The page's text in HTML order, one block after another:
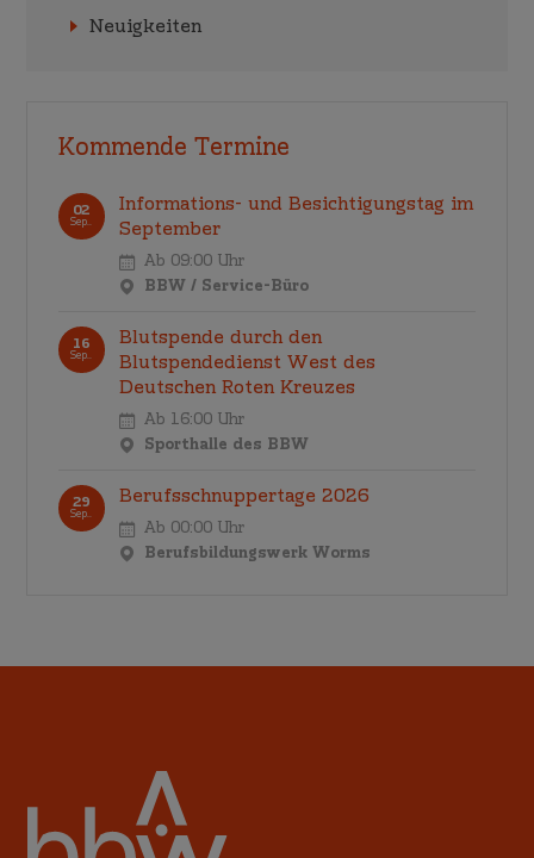
Neuigkeiten
Kommende Termine
02
Sep..
Informations- und Besichtigungstag im
September
Ab 09:00 Uhr
BBW / Service-Büro
16
Sep..
Blutspende durch den
Blutspendedienst West des
Deutschen Roten Kreuzes
Ab 16:00 Uhr
Sporthalle des BBW
29
Sep..
Berufsschnuppertage 2026
Ab 00:00 Uhr
Berufsbildungswerk Worms